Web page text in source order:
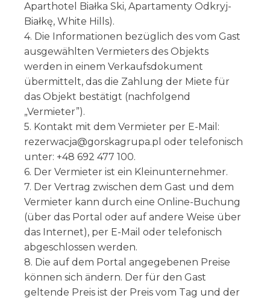
Aparthotel Białka Ski, Apartamenty Odkryj-
Białkę, White Hills).
4. Die Informationen bezüglich des vom Gast
ausgewählten Vermieters des Objekts
werden in einem Verkaufsdokument
übermittelt, das die Zahlung der Miete für
das Objekt bestätigt (nachfolgend
„Vermieter”).
5. Kontakt mit dem Vermieter per E-Mail:
rezerwacja@gorskagrupa.pl oder telefonisch
unter: +48 692 477 100.
6. Der Vermieter ist ein Kleinunternehmer.
7. Der Vertrag zwischen dem Gast und dem
Vermieter kann durch eine Online-Buchung
(über das Portal oder auf andere Weise über
das Internet), per E-Mail oder telefonisch
abgeschlossen werden.
8. Die auf dem Portal angegebenen Preise
können sich ändern. Der für den Gast
geltende Preis ist der Preis vom Tag und der